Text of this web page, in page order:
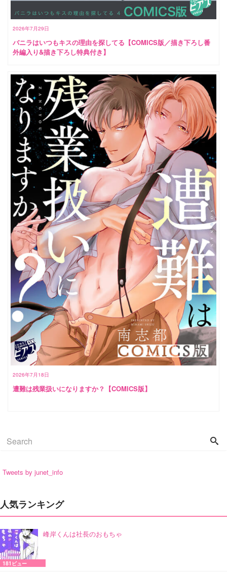
2026年7月29日
バニラはいつもキスの理由を探してる【COMICS版／描き下ろし番
外編入り&描き下ろし特典付き】
2026年7月18日
遭難は残業扱いになりますか？【COMICS版】
Tweets by junet_info
人気ランキング
峰岸くんは社長のおもちゃ
181ビュー